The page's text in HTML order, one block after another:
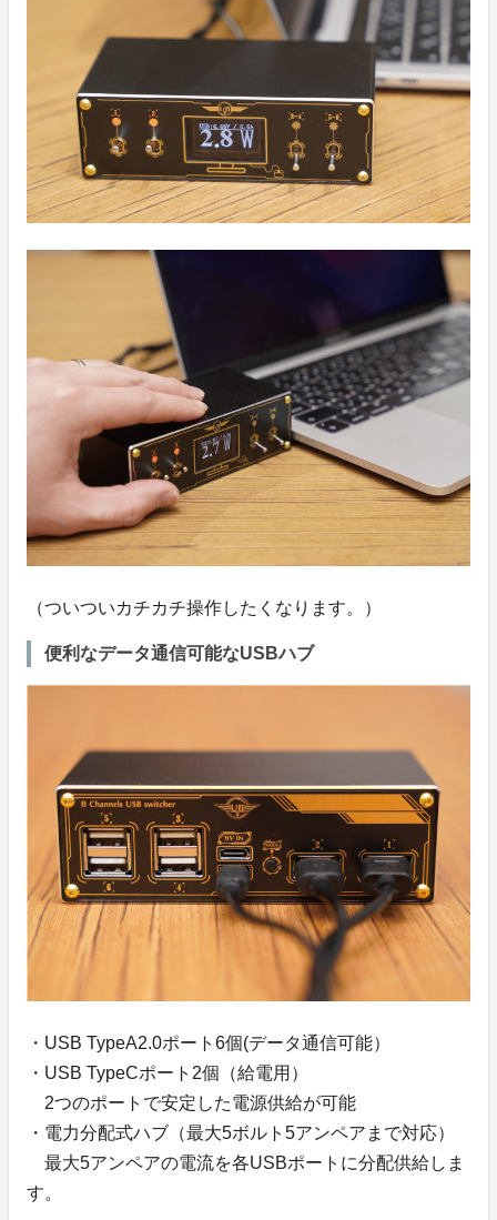
（ついついカチカチ操作したくなります。）
便利なデータ通信可能なUSBハブ
・USB TypeA2.0ポート6個(データ通信可能）
・USB TypeCポート2個（給電用）
2つのポートで安定した電源供給が可能
・電力分配式ハブ（最大5ボルト5アンペアまで対応）
最大5アンペアの電流を各USBポートに分配供給しま
す。